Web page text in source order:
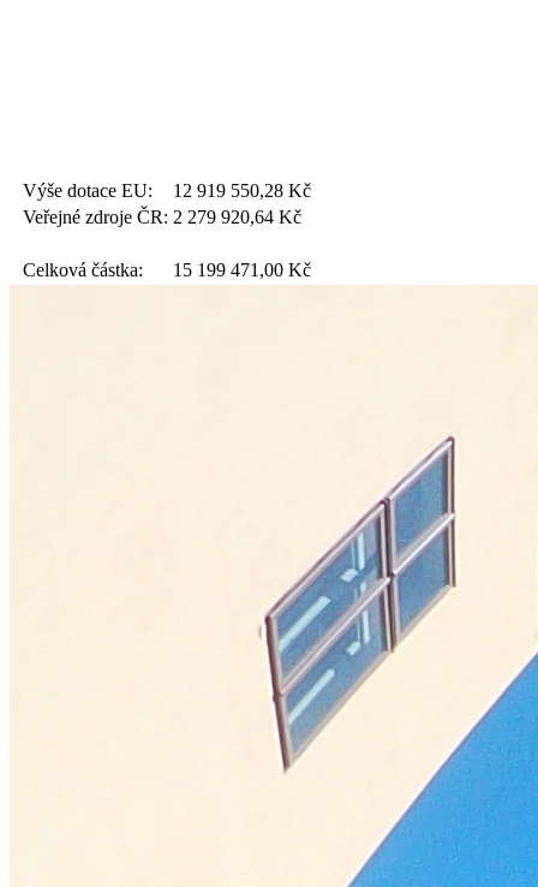
Výše dotace EU: 12 919 550,28 Kč
Veřejné zdroje ČR: 2 279 920,64 Kč
Celková částka: 15 199 471,00 Kč